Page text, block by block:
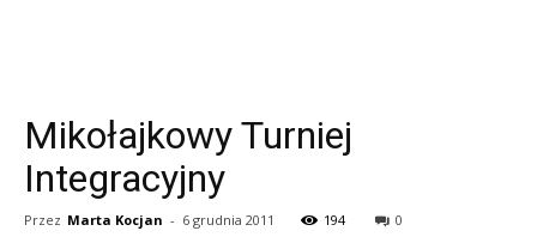
Mikołajkowy Turniej
Integracyjny
Przez Marta Kocjan - 6 grudnia 2011 194 0